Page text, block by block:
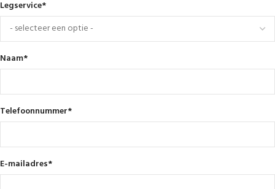
Legservice*
Naam*
Telefoonnummer*
E-mailadres*